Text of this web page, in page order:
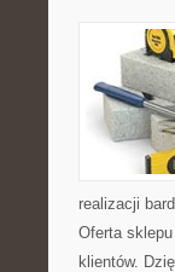
realizacji
Oferta
klientów.